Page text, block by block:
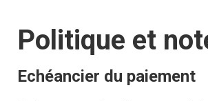
Politique et
Echéancier du paiement